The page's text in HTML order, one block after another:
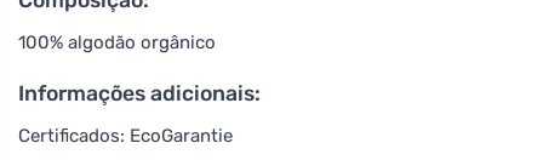
100% algodão orgânico
Informações adicionais:
Certificados: EcoGarantie